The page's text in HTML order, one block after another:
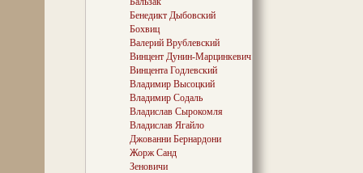
Бенедикт Дыбовский
Бохвиц
Валерий Врублевский
Винцент Дунин-Марцинкевич
Винцента Годлевский
Владимир Высоцкий
Владимир Содаль
Владислав Сырокомля
Владислав Ягайло
Джованни Бернардони
Жорж Санд
Зеновичи